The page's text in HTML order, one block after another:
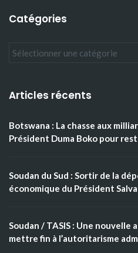
Catégories
Articles récents
Botswana : La chasse aux
Président Duma Boko pour
Soudan du Sud : Sortir de la
économique du Président
Soudan / TASIS : Une
mettre fin à l’autoritarisme